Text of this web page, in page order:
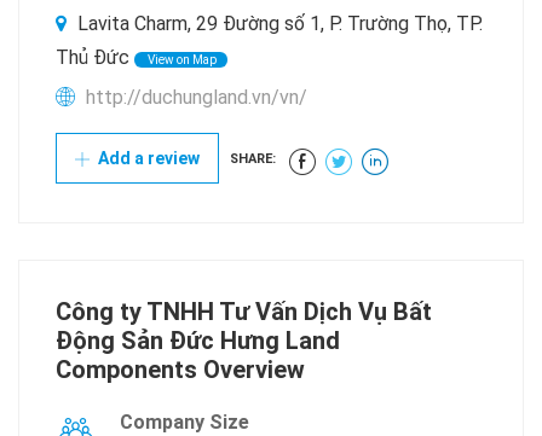
Lavita Charm, 29 Đường số 1, P. Trường Thọ, TP.
Thủ Đức
View on Map
http://duchungland.vn/vn/
Add a review SHARE:
Công ty TNHH Tư Vấn Dịch Vụ Bất
Động Sản Đức Hưng Land
Components Overview
Company Size